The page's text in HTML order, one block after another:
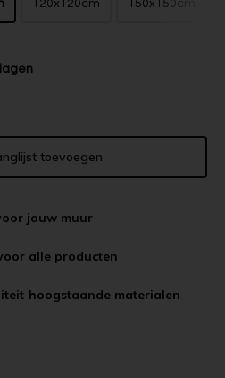
120x120cm 150x150cm
toevoegen
jouw muur
alle producten
hoogstaande materialen